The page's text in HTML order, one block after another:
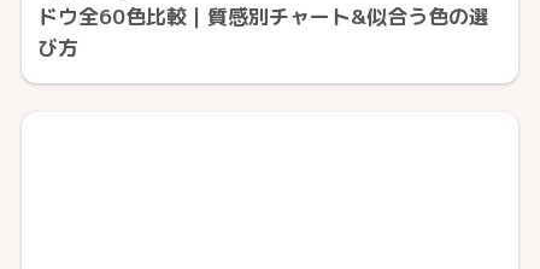
ドウ全60色比較｜質感別チャート&似合う色の選
び方